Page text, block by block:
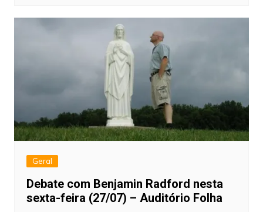
Geral
Debate com Benjamin Radford nesta
sexta-feira (27/07) – Auditório Folha